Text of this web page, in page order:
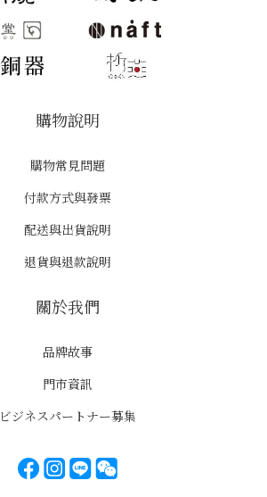
購物說明
購物常見問題
付款方式與發票
配送與出貨說明
退貨與退款說明
關於我們
品牌故事
門市資訊
ビジネスパートナー募集